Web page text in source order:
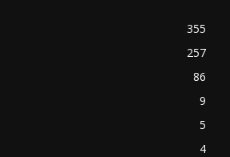
355
257
86
9
5
4